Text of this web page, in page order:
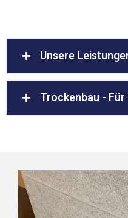
Unsere
Trockenbau - Für